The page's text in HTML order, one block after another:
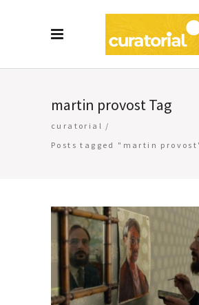
martin provost Tag
curatorial /
Posts tagged "martin